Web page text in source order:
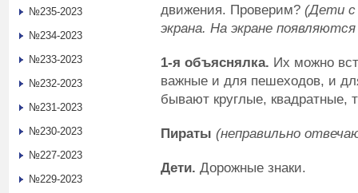
движения. Проверим? (Дети с
экрана. На экране
1-я объяснялка. Их можно
важные и для пешеходов, и
бывают круглые, квадратные,
Пираты (неправильно
Дети. Дорожные знаки.
№235-2023
№234-2023
№233-2023
№232-2023
№231-2023
№230-2023
№227-2023
№229-2023